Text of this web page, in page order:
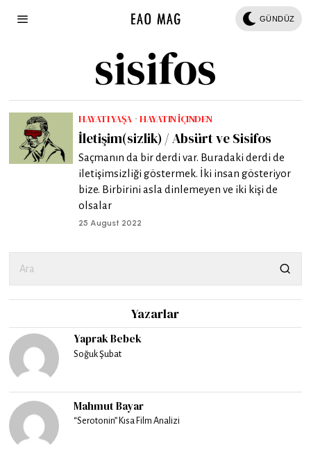
GÜNDÜZ
sisifos
HAYATI YAŞA · HAYATIN İÇINDEN
İletişim(sizlik) / Absürt ve Sisifos
Saçmanın da bir derdi var. Buradaki derdi de
iletişimsizliği göstermek. İki insan gösteriyor
bize. Birbirini asla dinlemeyen ve iki kişi de
olsalar
25 August 2022
Yazarlar
Yaprak Bebek
Soğuk Şubat
Mahmut Bayar
“Serotonin” Kısa Film Analizi